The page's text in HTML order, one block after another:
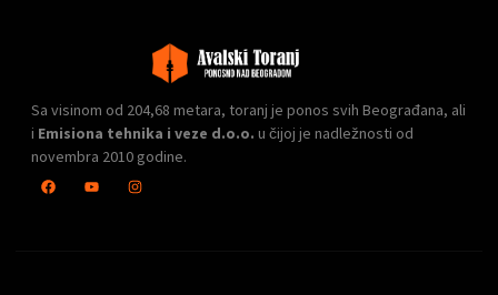
Sa visinom od 204,68 metara, toranj je ponos svih Beograđana, ali
i Emisiona tehnika i veze d.o.o. u čijoj je nadležnosti od
novembra 2010 godine.